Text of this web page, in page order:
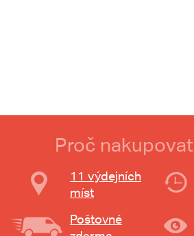
Proč
11 výdejních
míst
Poštovné